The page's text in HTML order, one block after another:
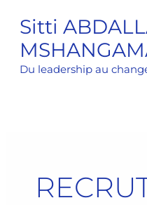
contenu
Sitti
Du leadership au